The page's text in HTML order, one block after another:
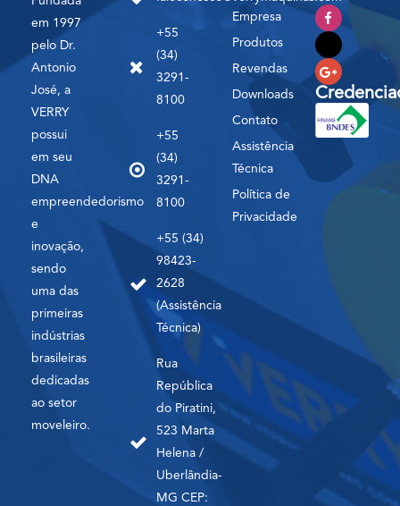
em 1997
pelo Dr.
Antonio
José, a
VERRY
possui
em seu
DNA
empreendedorismo
e
inovação,
sendo
uma das
primeiras
indústrias
brasileiras
dedicadas
ao setor
moveleiro.
+55
(34)
3291-
8100
+55
(34)
3291-
8100
+55 (34)
98423-
2628
(Assistência
Técnica)
Rua
República
do Piratini,
523 Marta
Helena /
Uberlândia-
MG CEP:
Empresa
Produtos
Revendas
Downloads
Contato
Assistência
Técnica
Política de
Privacidade